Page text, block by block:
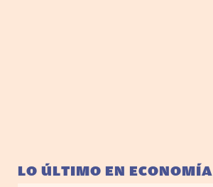
LO ÚLTIMO EN ECONOMÍA